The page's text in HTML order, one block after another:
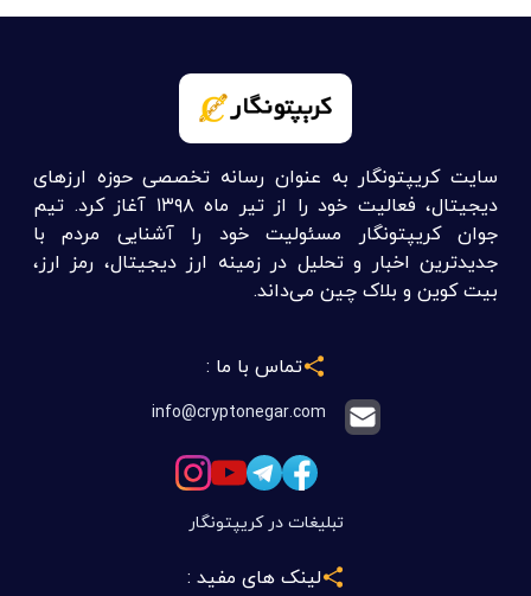
سایت کریپتونگار به عنوان رسانه تخصصی حوزه ارزهای
دیجیتال، فعالیت خود را از تیر ماه ۱۳۹۸ آغاز کرد. تیم
جوان کریپتونگار مسئولیت خود را آشنایی مردم با
جدیدترین اخبار و تحلیل در زمینه ارز دیجیتال، رمز ارز،
بیت کوین و بلاک چین می‌داند.
تماس با ما :
info@cryptonegar.com
تبلیغات در کریپتونگار
لینک های مفید :